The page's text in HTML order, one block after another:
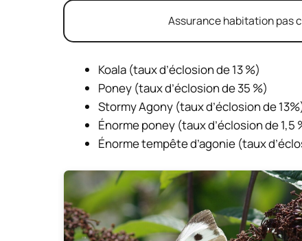
Assurance habitation pas
Koala (taux d’éclosion de 13 %)
Poney (taux d’éclosion de 35 %)
Stormy Agony (taux d’éclosion de
Énorme poney (taux d’éclosion de 1,5
Énorme tempête d’agonie (taux